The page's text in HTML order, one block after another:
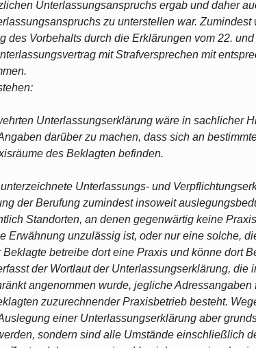
Unterlassungsanspruchs ergab und daher
zu unterstellen war. Zumindest
des Vorbehalts durch die Erklärungen vom 22. und
mit Strafversprechen mit
Unterlassungserklärung wäre in sachlicher
darüber zu machen, dass sich an
des Beklagten befinden.
Unterlassungs- und
der Berufung zumindest insoweit
Standorten, an denen gegenwärtig keine
Erwähnung unzulässig ist, oder nur eine solche,
betreibe dort eine Praxis und könne dort
der Wortlaut der Unterlassungserklärung, die
angenommen wurde, jegliche Adressangaben
zuzurechnender Praxisbetrieb besteht.
einer Unterlassungserklärung aber
sondern sind alle Umstände einschließlich